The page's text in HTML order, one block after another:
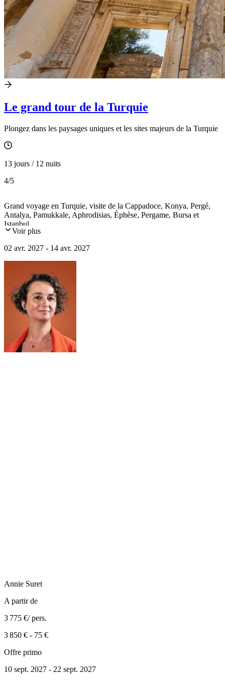
Le grand tour de la Turquie
Plongez dans les paysages uniques et les sites majeurs de la Turquie
13 jours / 12 nuits
4/5
Grand voyage en Turquie, visite de la Cappadoce, Konya, Pergé,
Antalya, Pamukkale, Aphrodisias, Éphèse, Pergame, Bursa et
Istanbul.
Voir plus
02 avr. 2027 - 14 avr. 2027
Annie Suret
A partir de
3 775 €/ pers.
3 850 € - 75 €
Offre primo
10 sept. 2027 - 22 sept. 2027